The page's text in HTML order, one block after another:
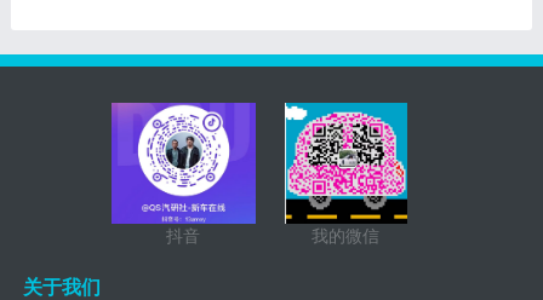
抖音 我的微信
关于我们